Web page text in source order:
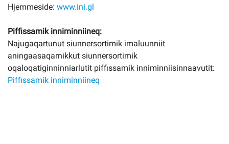
Hjemmeside: www.ini.gl
Piffissamik inniminniineq:
Najugaqartunut siunnersortimik imaluunniit
aningaasaqarnikkut siunnersortimik
oqaloqatiginninniarlutit piffissamik inniminniisinnaavutit:
Piffissamik inniminniineq